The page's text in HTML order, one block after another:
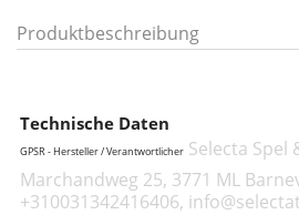
Produktbeschreibung
Technische Daten
GPSR - Hersteller / Verantwortlicher Selecta Spel
Marchandweg 25, 3771 ML
+310031342416406,